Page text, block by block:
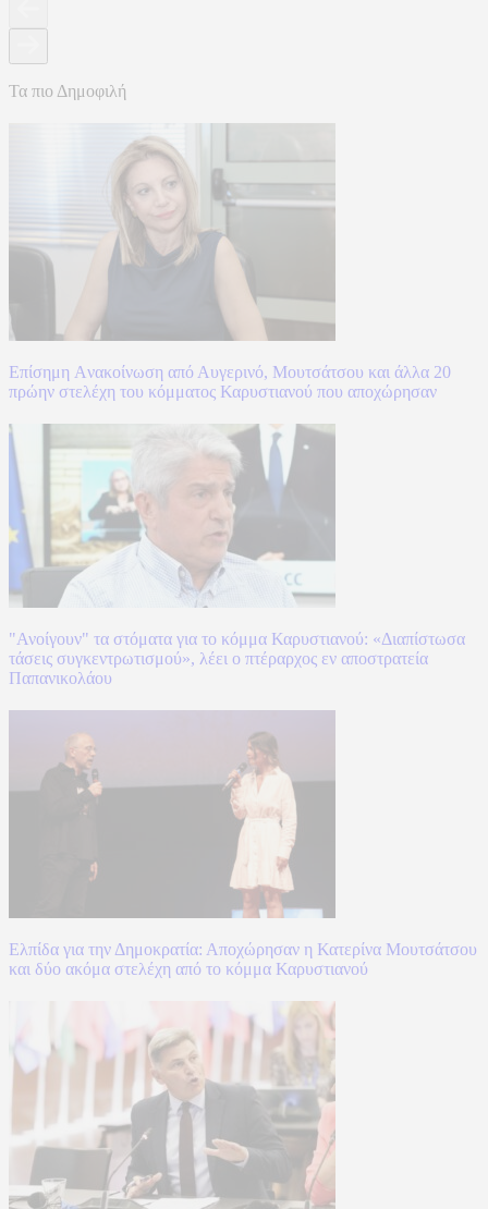
Τα πιο Δημοφιλή
Επίσημη Aνακοίνωση από Αυγερινό, Μουτσάτσου και άλλα 20
πρώην στελέχη του κόμματος Καρυστιανού που αποχώρησαν
"Ανοίγουν" τα στόματα για το κόμμα Καρυστιανού: «Διαπίστωσα
τάσεις συγκεντρωτισμού», λέει ο πτέραρχος εν αποστρατεία
Παπανικολάου
Ελπίδα για την Δημοκρατία: Αποχώρησαν η Κατερίνα Μουτσάτσου
και δύο ακόμα στελέχη από το κόμμα Καρυστιανού